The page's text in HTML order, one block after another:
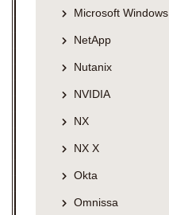
Microsoft Windows
NetApp
Nutanix
NVIDIA
NX
NX X
Okta
Omnissa